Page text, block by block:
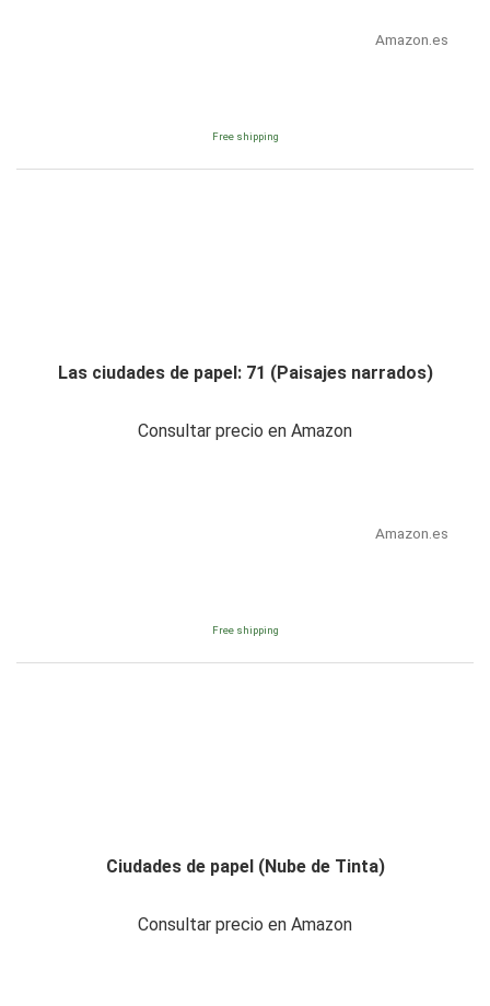
Amazon.es
Free shipping
Las ciudades de papel: 71 (Paisajes narrados)
Consultar precio en Amazon
Amazon.es
Free shipping
Ciudades de papel (Nube de Tinta)
Consultar precio en Amazon